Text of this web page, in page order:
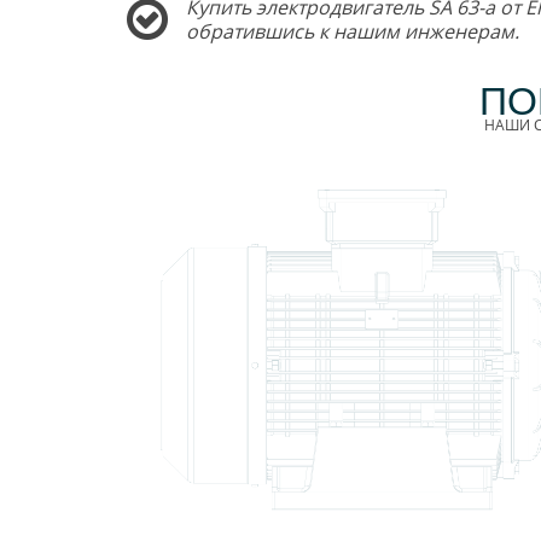
Купить электродвигатель SA 63-a
обратившись к нашим инженерам.
НАШИ